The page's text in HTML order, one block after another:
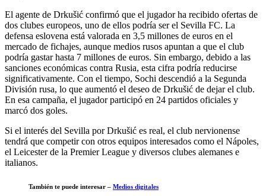
El agente de Drkušić confirmó que el jugador ha recibido ofertas de
dos clubes europeos, uno de ellos podría ser el Sevilla FC. La
defensa eslovena está valorada en 3,5 millones de euros en el
mercado de fichajes, aunque medios rusos apuntan a que el club
podría gastar hasta 7 millones de euros. Sin embargo, debido a las
sanciones económicas contra Rusia, esta cifra podría reducirse
significativamente. Con el tiempo, Sochi descendió a la Segunda
División rusa, lo que aumentó el deseo de Drkušić de dejar el club.
En esa campaña, el jugador participó en 24 partidos oficiales y
marcó dos goles.
Si el interés del Sevilla por Drkušić es real, el club nervionense
tendrá que competir con otros equipos interesados ​​como el Nápoles,
el Leicester de la Premier League y diversos clubes alemanes e
italianos.
También te puede interesar – Medios digitales